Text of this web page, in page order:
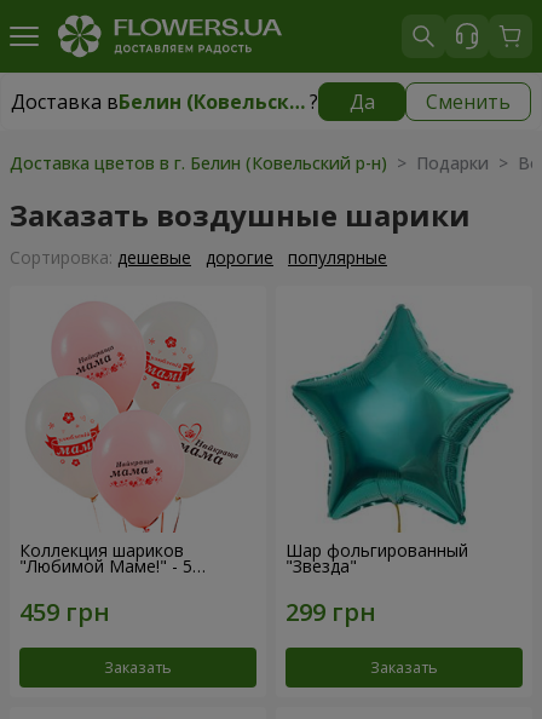
Доставка в Белин (Ковельский р-н)? Да Сменить
Доставка вБелин (Ковельский р-н) |1175 грн
Доставка цветов в г. Белин (Ковельский р-н) > Подарки >
Заказать воздушные шарики
Cортировка: дешевые дорогие популярные
Коллекция шариков
"Любимой Маме!" - 5
Заказать
Шар фольгированный
"Звезда"
Заказать